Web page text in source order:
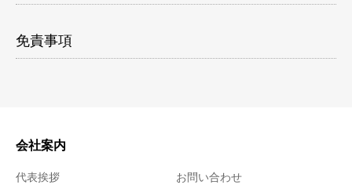
免責事項
会社案内
代表挨拶
お問い合わせ